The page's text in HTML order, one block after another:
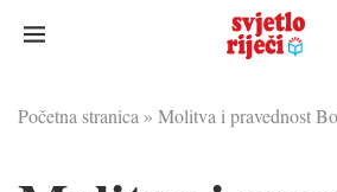
Početna stranica » Molitva i pravednost